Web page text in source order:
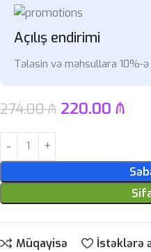
Açılış endirimi
Tələsin və məhsullara 10%-
274.00₼ 220.00 ₼
Müqayisə İstəklərə